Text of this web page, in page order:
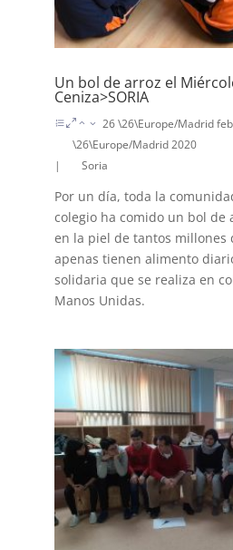
Un bol de arroz el
Ceniza>SORIA
26 \26\Europe/Madrid
\26\Europe/Madrid 2020
|
Soria
Por un día, toda la
colegio ha comido un bol de
en la piel de tantos millones
apenas tienen alimento
solidaria que se realiza en
Manos Unidas.